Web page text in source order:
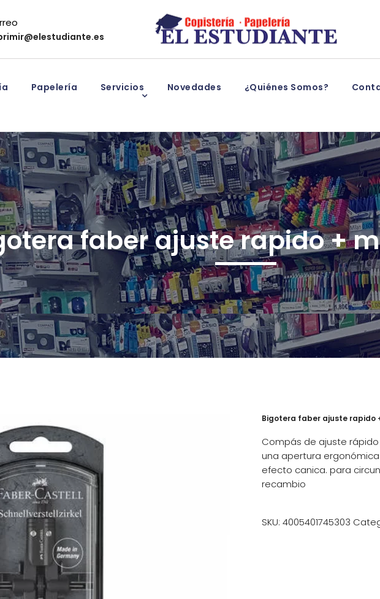
Papelería Servicios Novedades ¿Quiénes Somos?
faber ajuste rapido +
Bigotera faber ajuste rapido
Compás de ajuste
una apertura
efecto canica. para
recambio
SKU: 4005401745303